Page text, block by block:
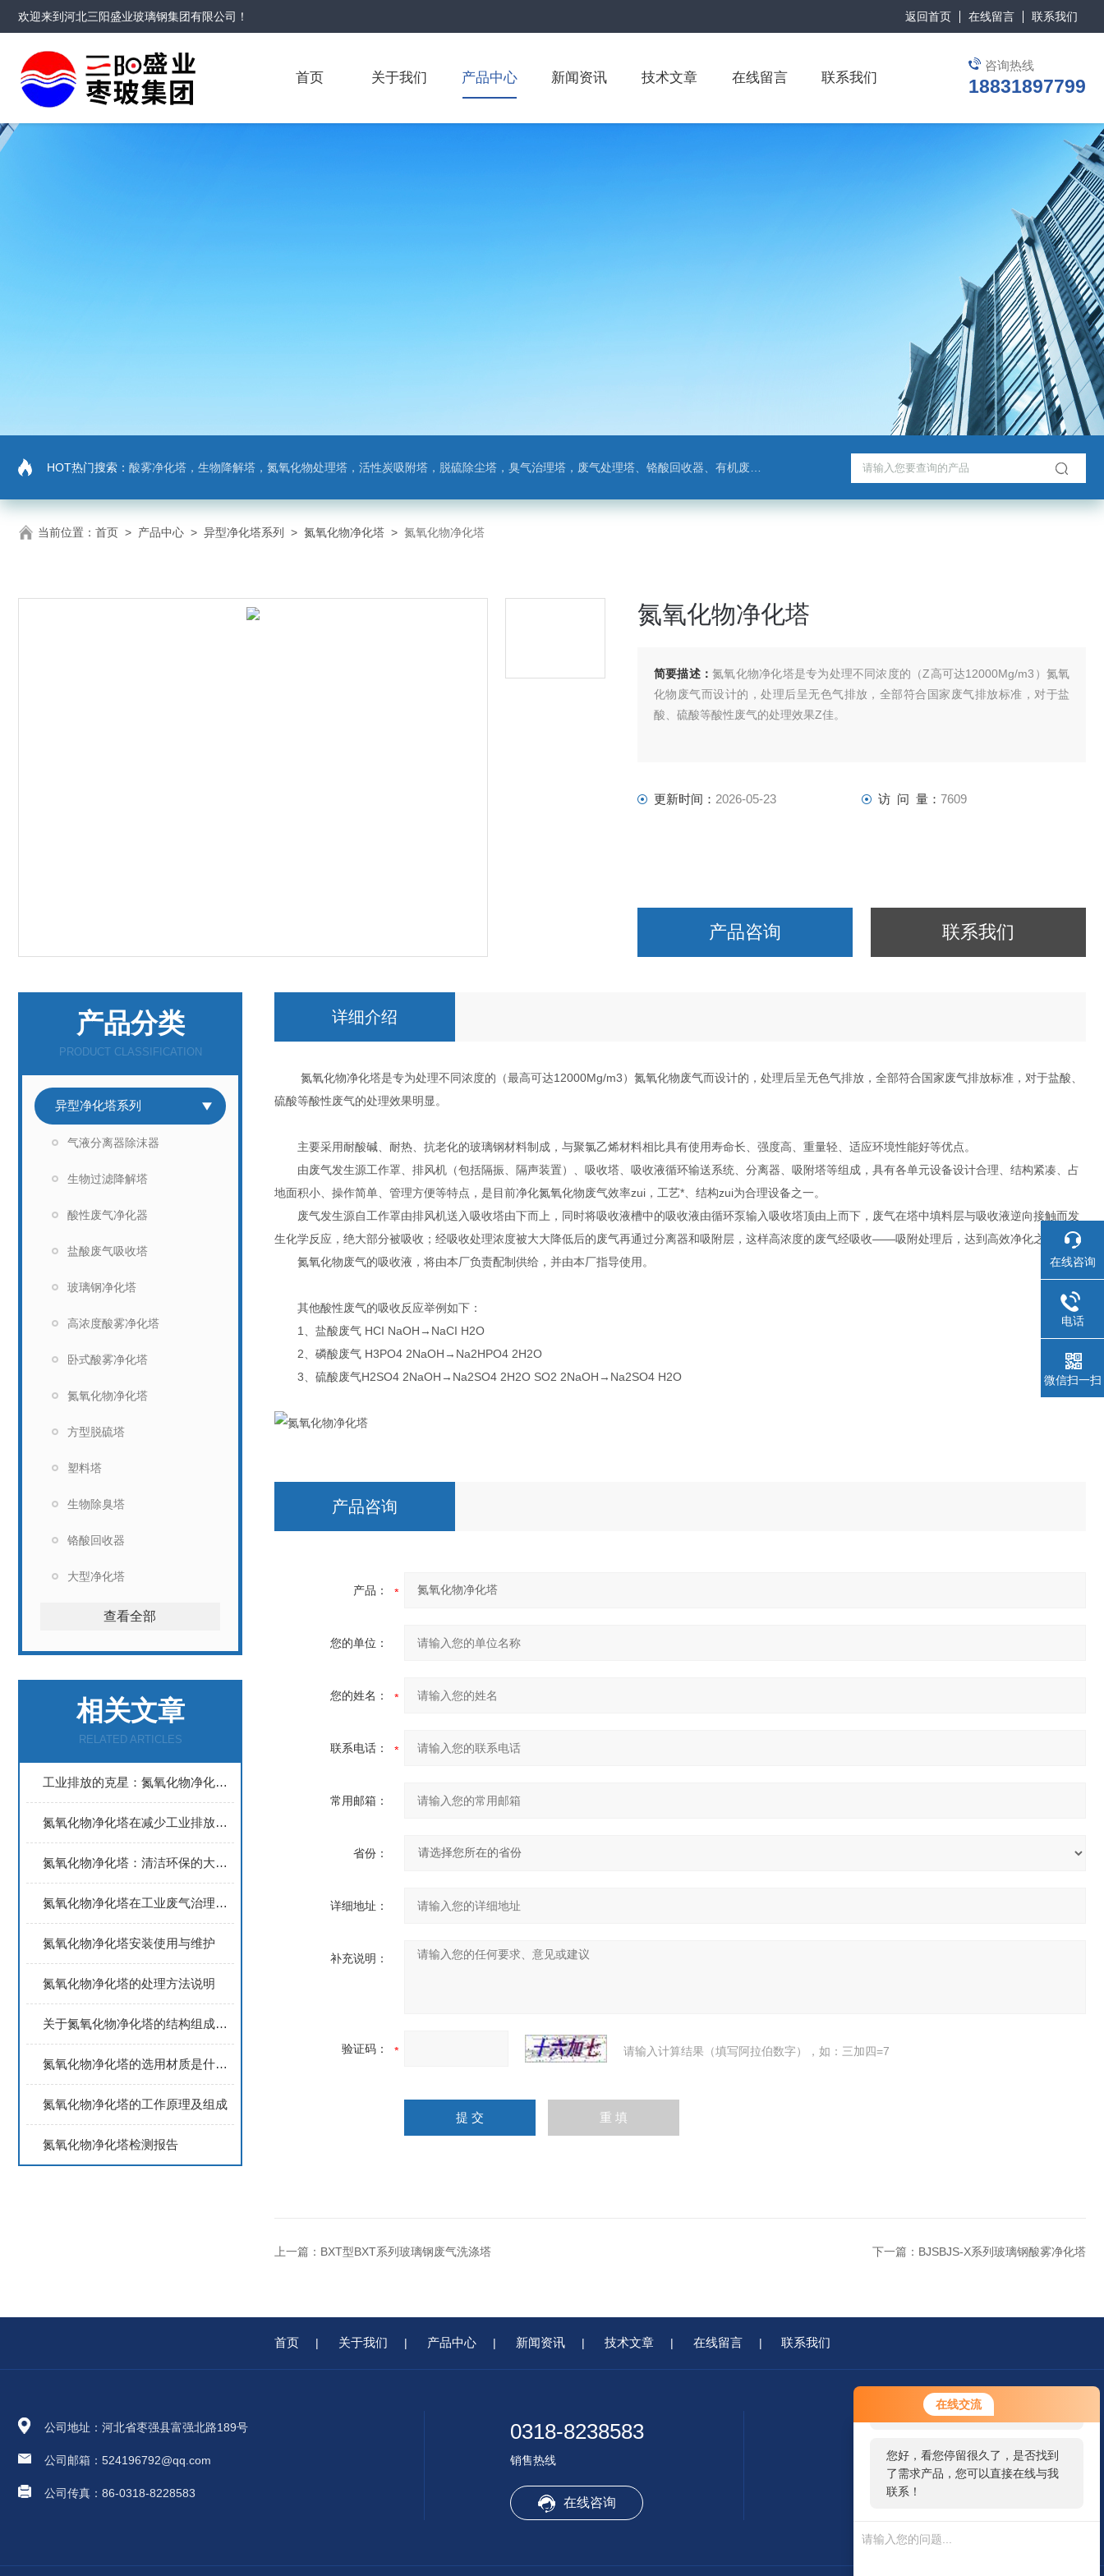
在线交流
您好！欢迎前来咨询，很高兴为您
服务，请问您要咨询什么问题呢？
您好，看您停留很久了，是否找到
了需求产品，您可以直接在线与我
联系！
欢迎来到河北三阳盛业玻璃钢集团有限公司 ！ 返回首页 在线留言 联系我们
咨询热线
18831897799
首页 关于我们 产品中心 新闻资讯 技术文章 在线留言 联系我们
HOT热门搜索： 酸雾净化塔，生物降解塔，氮氧化物处理塔，活性炭吸附塔，脱硫除尘塔，臭气治理塔，废气处理塔、铬酸回收器、有机废气净化器，氨氮吹脱塔
当前位置： 首页 > 产品中心 > 异型净化塔系列 > 氮氧化物净化塔 > 氮氧化物净化塔
氮氧化物净化塔
简要描述：氮氧化物净化塔是专为处理不同浓度的（Z高可达12000Mg/m3）氮氧
化物废气而设计的，处理后呈无色气排放，全部符合国家废气排放标准，对于盐
酸、硫酸等酸性废气的处理效果Z佳。
更新时间： 2026-05-23 访 问 量： 7609
产品咨询 联系我们
产品分类
PRODUCT CLASSIFICATION
异型净化塔系列
气液分离器除沫器
生物过滤降解塔
酸性废气净化器
盐酸废气吸收塔
玻璃钢净化塔
高浓度酸雾净化塔
卧式酸雾净化塔
氮氧化物净化塔
方型脱硫塔
塑料塔
生物除臭塔
铬酸回收器
大型净化塔
查看全部
相关文章
RELATED ARTICLES
工业排放的克星：氮氧化物净化塔解析
氮氧化物净化塔在减少工业排放中的作用
氮氧化物净化塔：清洁环保的大气治理利器
氮氧化物净化塔在工业废气治理中的应用
氮氧化物净化塔安装使用与维护
氮氧化物净化塔的处理方法说明
关于氮氧化物净化塔的结构组成，你知道多少？
氮氧化物净化塔的选用材质是什么？
氮氧化物净化塔的工作原理及组成
氮氧化物净化塔检测报告
详细介绍
氮氧化物净化塔是专为处理不同浓度的（最高可达12000Mg/m3）氮氧化物废气而设计的，处理后呈无色气排放，全部符合国家废气排放标准，对于盐酸、
硫酸等酸性废气的处理效果明显。
主要采用耐酸碱、耐热、抗老化的玻璃钢材料制成，与聚氯乙烯材料相比具有使用寿命长、强度高、重量轻、适应环境性能好等优点。
由废气发生源工作罩、排风机（包括隔振、隔声装置）、吸收塔、吸收液循环输送系统、分离器、吸附塔等组成，具有各单元设备设计合理、结构紧凑、占
地面积小、操作简单、管理方便等特点，是目前净化氮氧化物废气效率zui，工艺*、结构zui为合理设备之一。
废气发生源自工作罩由排风机送入吸收塔由下而上，同时将吸收液槽中的吸收液由循环泵输入吸收塔顶由上而下，废气在塔中填料层与吸收液逆向接触而发
生化学反应，绝大部分被吸收；经吸收处理浓度被大大降低后的废气再通过分离器和吸附层，这样高浓度的废气经吸收——吸附处理后，达到高效净化之目的。
氮氧化物废气的吸收液，将由本厂负责配制供给，并由本厂指导使用。
其他酸性废气的吸收反应举例如下：
1、盐酸废气 HCI NaOH→NaCI H2O
2、磷酸废气 H3PO4 2NaOH→Na2HPO4 2H2O
3、硫酸废气H2SO4 2NaOH→Na2SO4 2H2O SO2 2NaOH→Na2SO4 H2O
产品咨询
产品：
您的单位：
您的姓名：
联系电话：
常用邮箱：
省份：
详细地址：
补充说明：
验证码： 请输入计算结果（填写阿拉伯数字），如：三加四=7
上一篇： BXT型BXT系列玻璃钢废气洗涤塔 下一篇： BJSBJS-X系列玻璃钢酸雾净化塔
首页 | 关于我们 | 产品中心 | 新闻资讯 | 技术文章 | 在线留言 | 联系我们
公司地址：河北省枣强县富强北路189号
公司邮箱：524196792@qq.com
公司传真：86-0318-8228583
0318-8238583
销售热线
在线咨询
在线咨询
电话
微信扫一扫